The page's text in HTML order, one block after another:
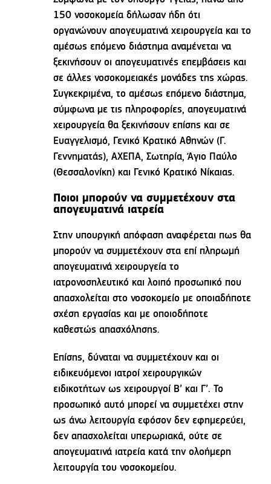
150 νοσοκομεία δήλωσαν ήδη ότι
οργανώνουν απογευματινά χειρουργεία και το
αμέσως επόμενο διάστημα αναμένεται να
ξεκινήσουν οι απογευματινές επεμβάσεις και
σε άλλες νοσοκομειακές μονάδες της χώρας.
Συγκεκριμένα, το αμέσως επόμενο διάστημα,
σύμφωνα με τις πληροφορίες, απογευματινά
χειρουργεία θα ξεκινήσουν επίσης και σε
Ευαγγελισμό, Γενικό Κρατικό Αθηνών (Γ.
Γεννηματάς), ΑΧΕΠΑ, Σωτηρία, Άγιο Παύλο
(Θεσσαλονίκη) και Γενικό Κρατικό Νίκαιας.
Ποιοι μπορούν να συμμετέχουν στα
απογευματινά ιατρεία
Στην υπουργική απόφαση αναφέρεται πως θα
μπορούν να συμμετέχουν στα επί πληρωμή
απογευματινά χειρουργεία το
ιατρονοσηλευτικό και λοιπό προσωπικό που
απασχολείται στο νοσοκομείο με οποιαδήποτε
σχέση εργασίας και με οποιοδήποτε
καθεστώς απασχόλησης.
Επίσης, δύναται να συμμετέχουν και οι
ειδικευόμενοι ιατροί χειρουργικών
ειδικοτήτων ως χειρουργοί Β’ και Γ’. Το
προσωπικό αυτό μπορεί να συμμετέχει στην
ως άνω λειτουργία εφόσον δεν εφημερεύει,
δεν απασχολείται υπερωριακά, ούτε σε
απογευματινά ιατρεία κατά την ολοήμερη
λειτουργία του νοσοκομείου.